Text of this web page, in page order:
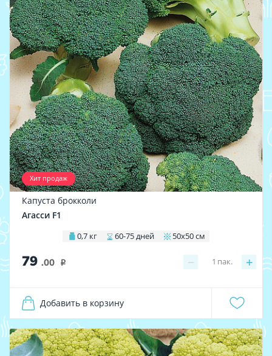
Хит продаж
Капуста брокколи
Агасси F1
0,7 кг 60-75 дней 50х50 см
79 .00 i − +
1 пак.
Добавить в корзину